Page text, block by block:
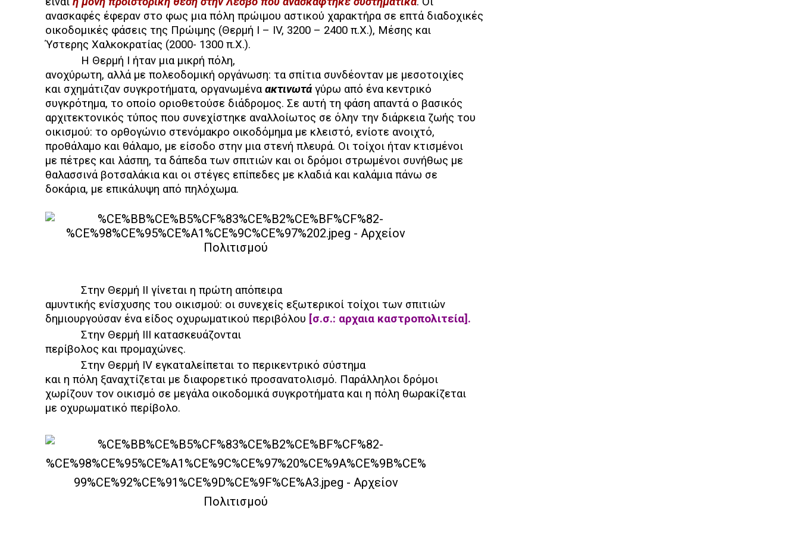
ανασκαφές έφεραν στο φως μια πόλη πρώιμου αστικού χαρακτήρα σε επτά διαδοχικές
οικοδομικές φάσεις της Πρώιμης (Θερμή Ι – IV, 3200 – 2400 π.Χ.), Μέσης και
Ύστερης Χαλκοκρατίας (2000- 1300 π.Χ.).
Η Θερμή Ι ήταν μια μικρή πόλη,
ανοχύρωτη, αλλά με πολεοδομική οργάνωση: τα σπίτια συνδέονταν με μεσοτοιχίες
και σχημάτιζαν συγκροτήματα, οργανωμέναακτινωτά γύρω από ένα κεντρικό
συγκρότημα, το οποίο οριοθετούσε διάδρομος. Σε αυτή τη φάση απαντά ο βασικός
αρχιτεκτονικός τύπος που συνεχίστηκε αναλλοίωτος σε όλην την διάρκεια ζωής του
οικισμού: το ορθογώνιο στενόμακρο οικοδόμημα με κλειστό, ενίοτε ανοιχτό,
προθάλαμο και θάλαμο, με είσοδο στην μια στενή πλευρά. Οι τοίχοι ήταν κτισμένοι
με πέτρες και λάσπη, τα δάπεδα των σπιτιών και οι δρόμοι στρωμένοι συνήθως με
θαλασσινά βοτσαλάκια και οι στέγες επίπεδες με κλαδιά και καλάμια πάνω σε
δοκάρια, με επικάλυψη από πηλόχωμα.
Στην Θερμή ΙΙ γίνεται η πρώτη απόπειρα
αμυντικής ενίσχυσης του οικισμού: οι συνεχείς εξωτερικοί τοίχοι των σπιτιών
δημιουργούσαν ένα είδος οχυρωματικού περιβόλου [σ.σ.: αρχαια καστροπολιτεία].
Στην Θερμή ΙΙΙ κατασκευάζονται
περίβολος και προμαχώνες.
Στην Θερμή IV εγκαταλείπεται το περικεντρικό σύστημα
και η πόλη ξαναχτίζεται με διαφορετικό προσανατολισμό. Παράλληλοι δρόμοι
χωρίζουν τον οικισμό σε μεγάλα οικοδομικά συγκροτήματα και η πόλη θωρακίζεται
με οχυρωματικό περίβολο.